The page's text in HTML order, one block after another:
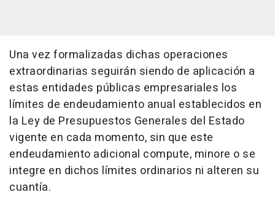
Una vez formalizadas dichas operaciones
extraordinarias seguirán siendo de aplicación a
estas entidades públicas empresariales los
límites de endeudamiento anual establecidos en
la Ley de Presupuestos Generales del Estado
vigente en cada momento, sin que este
endeudamiento adicional compute, minore o se
integre en dichos límites ordinarios ni alteren su
cuantía.